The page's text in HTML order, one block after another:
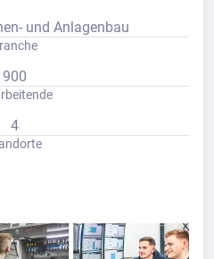
und Anlagenbau
900
4